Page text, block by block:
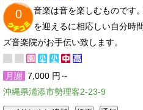
0
音楽は音を楽しむものです
を迎えるに相応しい自分時
ズ音楽院がお手伝い致します。
月謝 7,000 円～
沖縄県浦添市勢理客2-23-9